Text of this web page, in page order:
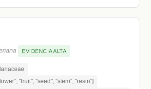
EVIDENCIA ALTA
"fruit", "seed", "stem", "resin"]